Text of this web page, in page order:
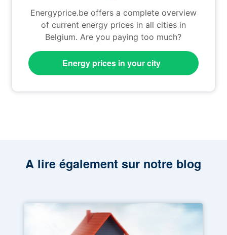
Energyprice.be offers a complete overview
of current energy prices in all cities in
Belgium. Are you paying too much?
Energy prices in your city
A lire également sur notre blog